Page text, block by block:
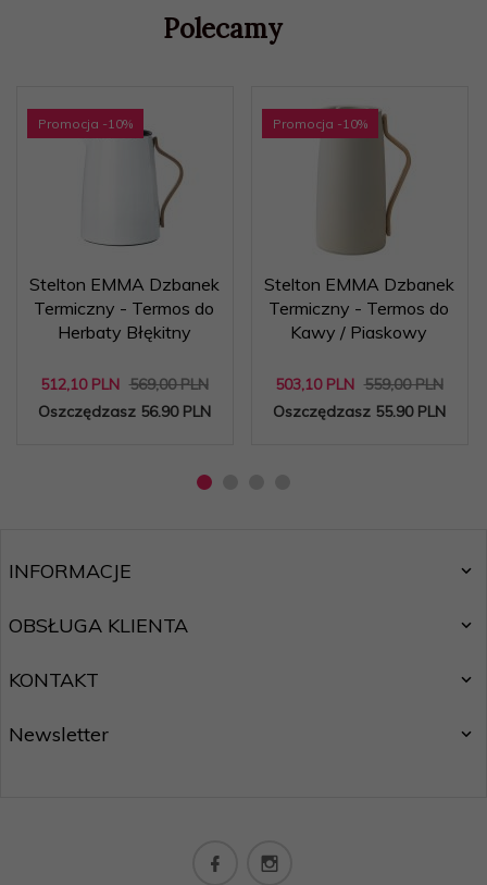
Polecamy
Promocja -10%
Stelton EMMA Dzbanek
Termiczny - Termos do
Herbaty Błękitny
512,10 PLN 569,00 PLN
Oszczędzasz 56.90 PLN
Promocja -10%
Stelton EMMA Dzbanek
Termiczny - Termos do
Kawy / Piaskowy
503,10 PLN 559,00 PLN
Oszczędzasz 55.90 PLN
INFORMACJE
OBSŁUGA KLIENTA
KONTAKT
Newsletter